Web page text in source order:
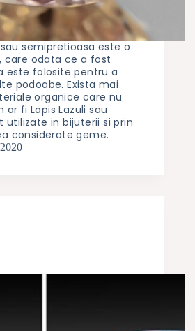
semipretioasa este o
care odata ce a fost
este folosite pentru a
podoabe. Exista mai
organice care nu
fi Lapis Lazuli sau
utilizate in bijuterii si prin
considerate geme.